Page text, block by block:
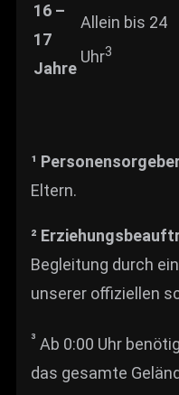
16 –
17
Jahre
Allein bis 24
Uhr3
¹
Eltern.
²
Begleitung durch
unserer offiziellen
³ Ab 0:00 Uhr
das gesamte